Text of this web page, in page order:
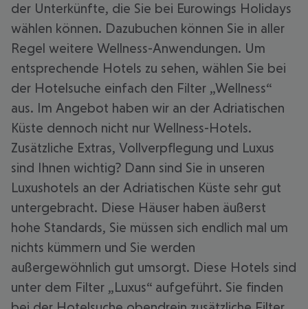
der Unterkünfte, die Sie bei Eurowings Holidays
wählen können. Dazubuchen können Sie in aller
Regel weitere Wellness-Anwendungen. Um
entsprechende Hotels zu sehen, wählen Sie bei
der Hotelsuche einfach den Filter „Wellness“
aus. Im Angebot haben wir an der Adriatischen
Küste dennoch nicht nur Wellness-Hotels.
Zusätzliche Extras, Vollverpflegung und Luxus
sind Ihnen wichtig? Dann sind Sie in unseren
Luxushotels an der Adriatischen Küste sehr gut
untergebracht. Diese Häuser haben äußerst
hohe Standards, Sie müssen sich endlich mal um
nichts kümmern und Sie werden
außergewöhnlich gut umsorgt. Diese Hotels sind
unter dem Filter „Luxus“ aufgeführt. Sie finden